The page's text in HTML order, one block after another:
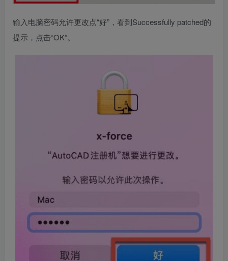
输入电脑密码允许更改点“好”，看到Successfully patched的
提示，点击“OK”。